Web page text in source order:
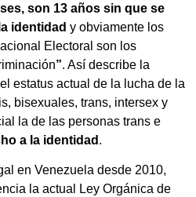
son 13 años sin que se
identidad y obviamente los
Electoral son los
”. Así describe la
estatus actual de la lucha de la
bisexuales, trans, intersex y
la de las personas trans e
a la identidad .
en Venezuela desde 2010,
la actual Ley Orgánica de